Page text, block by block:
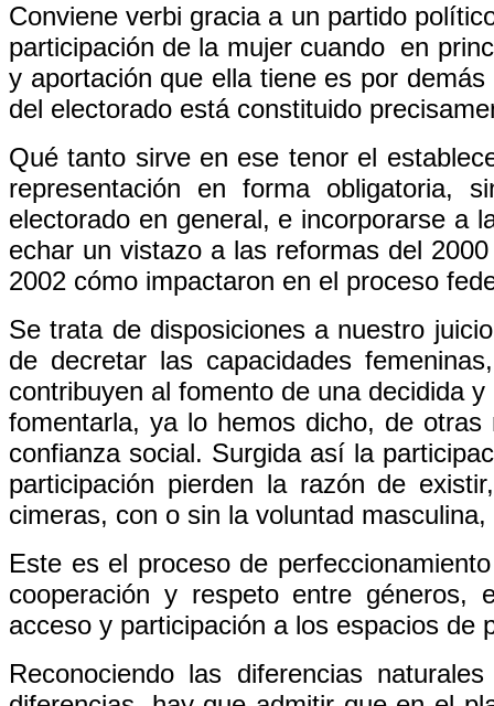
Conviene verbi gracia a un partido
participación de la mujer cuando en
y aportación que ella tiene es por
del electorado está constituido
Qué tanto sirve en ese tenor el
representación en forma obligatoria,
electorado en general, e incorporarse a
echar un vistazo a las reformas del
2002 cómo impactaron en el proceso
Se trata de disposiciones a nuestro
de decretar las capacidades
contribuyen al fomento de una decidida
fomentarla, ya lo hemos dicho, de
confianza social. Surgida así la
participación pierden la razón de
cimeras, con o sin la voluntad
Este es el proceso de
cooperación y respeto entre géneros,
acceso y participación a los espacios de
Reconociendo las diferencias